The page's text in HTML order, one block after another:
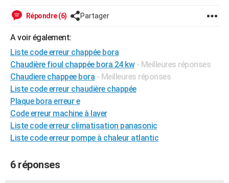
CARTE DE VOEUX
Carte de Noël
Carte Bonne année
Carte Saint-Valentin
Carte Pâques
Carte d'anniversaire
DICTIONNAIRE
Dictionnaire
Biographies
Citations
Expressions
Proverbes
PROGRAMME TV
COPAINS D'AVANT
FORUM
Répondre (6) Partager
A voir également:
Liste code erreur chappée bora
Chaudière fioul chappée bora 24 kw - Meilleures réponses
Chaudiere chappee bora - Meilleures réponses
Liste code erreur chaudière chappée
Plaque bora erreur e
Code erreur machine à laver
Liste code erreur climatisation panasonic
Liste code erreur pompe à chaleur atlantic
6 réponses